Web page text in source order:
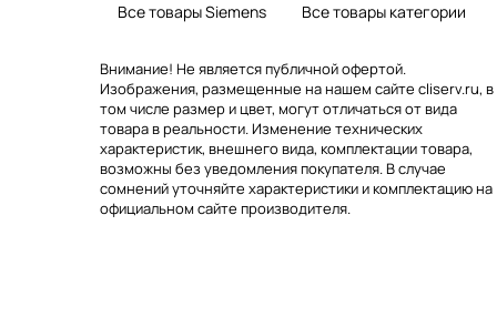
Все товары Siemens Все товары категории
Внимание! Не является публичной офертой.
Изображения, размещенные на нашем сайте cliserv.ru, в
том числе размер и цвет, могут отличаться от вида
товара в реальности. Изменение технических
характеристик, внешнего вида, комплектации товара,
возможны без уведомления покупателя. В случае
сомнений уточняйте характеристики и комплектацию на
официальном сайте производителя.